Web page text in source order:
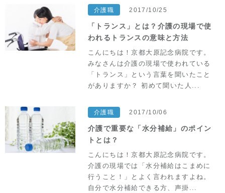
介護職 2017/10/25
「トランス」とは？介護の現場で使
われるトランスの意味と方法
こんにちは！京都大原記念病院です。
みなさんは介護の現場で使われている
「トランス」という言葉を聞いたこと
がありますか？ 初めて聞いた人...
介護職 2017/10/06
介護で重要な「水分補給」のポイン
トとは？
こんにちは！京都大原記念病院です。
介護の現場では「水分補給はこまめに
行うこと！」とよく言われますよね。
自分で水分補給できる方、声掛...